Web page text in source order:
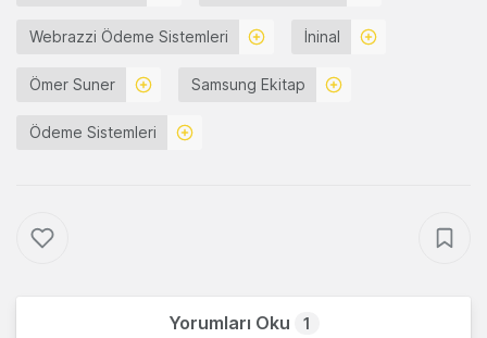
Webrazzi Ödeme Sistemleri İninal
Ömer Suner Samsung Ekitap
Ödeme Sistemleri
Yorumları Oku 1